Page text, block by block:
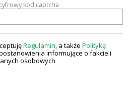
kod captcha
Regulamin, a także Politykę
informujące o fakcie i
osobowych